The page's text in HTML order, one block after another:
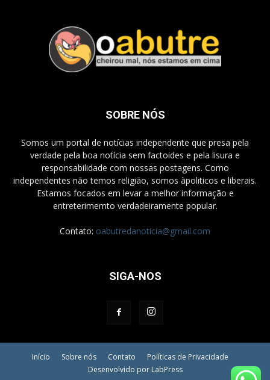
SOBRE NÓS
Somos um portal de notícias independente que presa pela
verdade pela boa notícia sem factoides e pela lisura e
responsabilidade com nossas postagens. Como
independentes não temos religião, somos àpoliticos e liberais.
Estamos focados em levar a melhor informação e
entreterimemto verdadeiramente popular.
Contato: oabutredanoticia@gmail.com
SIGA-NOS
Início Sobre nós Contato
Políticas de Privacidade
Desenvolvido por LabPress